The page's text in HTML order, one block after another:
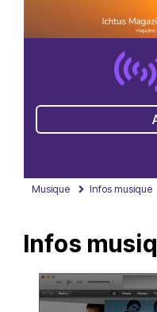
Musique Infos musique
Infos